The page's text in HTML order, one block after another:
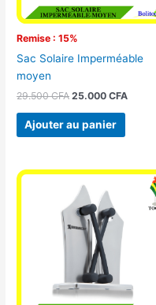
Remise : 15%
Sac Solaire Imperméable
moyen
29.500CFA 25.000CFA
Ajouter au panier